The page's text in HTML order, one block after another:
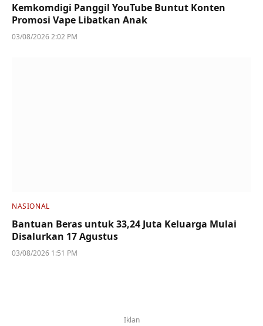
Kemkomdigi Panggil YouTube Buntut Konten
Promosi Vape Libatkan Anak
03/08/2026 2:02 PM
NASIONAL
Bantuan Beras untuk 33,24 Juta Keluarga Mulai
Disalurkan 17 Agustus
03/08/2026 1:51 PM
Iklan